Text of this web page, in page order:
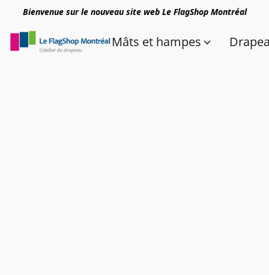
Bienvenue sur le nouveau site web Le FlagShop Montréal
Mâts et hampes